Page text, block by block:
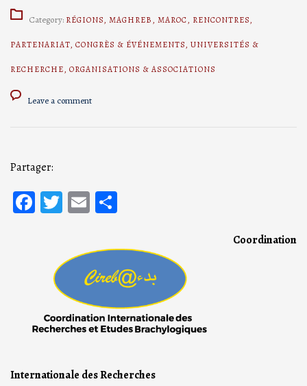
Category: RÉGIONS, MAGHREB, MAROC, RENCONTRES,
PARTENARIAT, CONGRÈS & ÉVÉNEMENTS, UNIVERSITÉS &
RECHERCHE, ORGANISATIONS & ASSOCIATIONS
Leave a comment
Partager:
Facebook
Twitter
Email
Coordination
Internationale des Recherches